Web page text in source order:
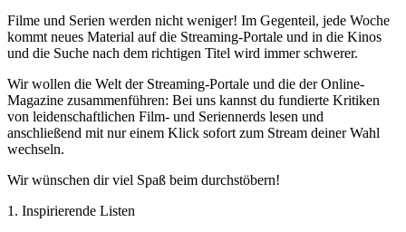
Filme und Serien werden nicht weniger! Im Gegenteil, jede Woche
kommt neues Material auf die Streaming-Portale und in die Kinos
und die Suche nach dem richtigen Titel wird immer schwerer.
Wir wollen die Welt der Streaming-Portale und die der Online-
Magazine zusammenführen: Bei uns kannst du fundierte Kritiken
von leidenschaftlichen Film- und Seriennerds lesen und
anschließend mit nur einem Klick sofort zum Stream deiner Wahl
wechseln.
Wir wünschen dir viel Spaß beim durchstöbern!
1. Inspirierende Listen